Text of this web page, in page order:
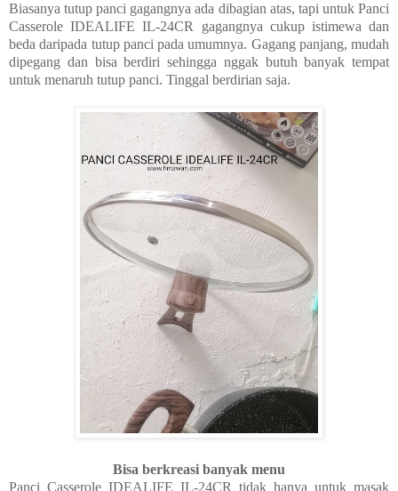
Biasanya tutup panci gagangnya ada dibagian atas, tapi untuk Panci
Casserole IDEALIFE IL-24CR gagangnya cukup istimewa dan
beda daripada tutup panci pada umumnya. Gagang panjang, mudah
dipegang dan bisa berdiri sehingga nggak butuh banyak tempat
untuk menaruh tutup panci. Tinggal berdirian saja.
Bisa berkreasi banyak menu
Panci Casserole IDEALIFE IL-24CR tidak hanya untuk masak